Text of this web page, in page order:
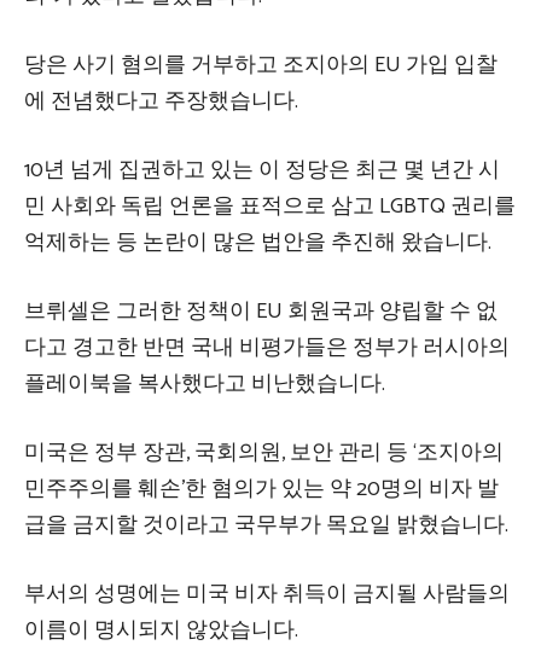
당은 사기 혐의를 거부하고 조지아의 EU 가입 입찰
에 전념했다고 주장했습니다.
10년 넘게 집권하고 있는 이 정당은 최근 몇 년간 시
민 사회와 독립 언론을 표적으로 삼고 LGBTQ 권리를
억제하는 등 논란이 많은 법안을 추진해 왔습니다.
브뤼셀은 그러한 정책이 EU 회원국과 양립할 수 없
다고 경고한 반면 국내 비평가들은 정부가 러시아의
플레이북을 복사했다고 비난했습니다.
미국은 정부 장관, 국회의원, 보안 관리 등 ‘조지아의
민주주의를 훼손’한 혐의가 있는 약 20명의 비자 발
급을 금지할 것이라고 국무부가 목요일 밝혔습니다.
부서의 성명에는 미국 비자 취득이 금지될 사람들의
이름이 명시되지 않았습니다.